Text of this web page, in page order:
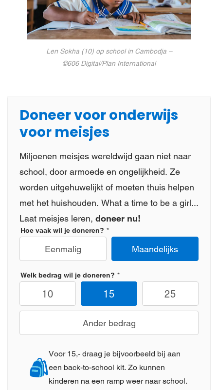
Len Sokha (10) op school in Cambodja –
©606 Digital/Plan International
Doneer voor onderwijs
voor meisjes
Miljoenen meisjes wereldwijd gaan niet naar
school, door armoede en ongelijkheid. Ze
worden uitgehuwelijkt of moeten thuis helpen
met het huishouden. What a time to be a girl...
Laat meisjes leren, doneer nu!
Hoe vaak wil je doneren?
Eenmalig Maandelijks
Welk bedrag wil je doneren?
10 15 25
Ander bedrag
Voor 15,- draag je bijvoorbeeld bij aan
een back-to-school kit. Zo kunnen
kinderen na een ramp weer naar school.